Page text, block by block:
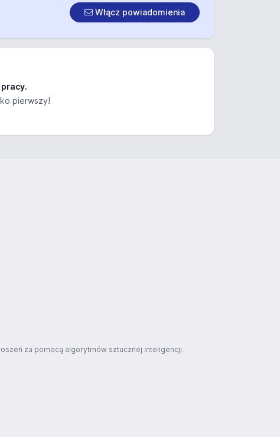
Włącz powiadomienia
pierwszy!
za pomocą algorytmów sztucznej inteligencji.